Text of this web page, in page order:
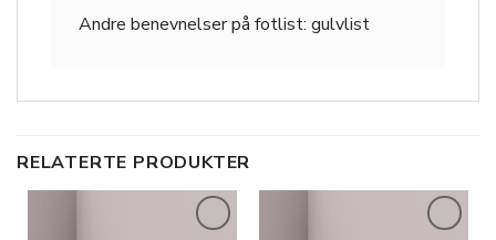
Andre benevnelser på fotlist: gulvlist
RELATERTE PRODUKTER